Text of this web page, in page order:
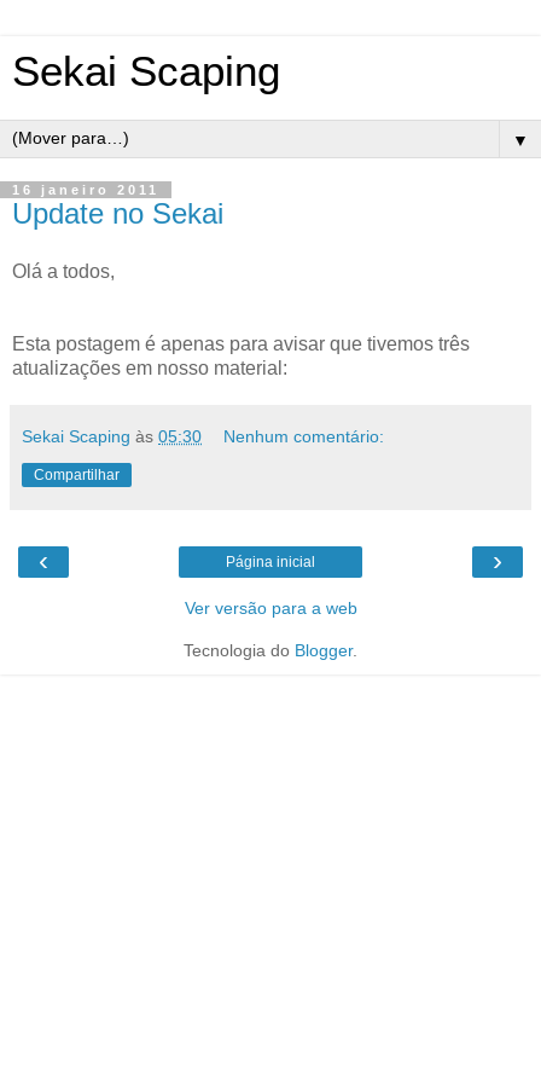
Sekai Scaping
▼
16 janeiro 2011
Update no Sekai
Olá a todos,
Esta postagem é apenas para avisar que tivemos três
atualizações em nosso material:
Sekai Scaping às 05:30 Nenhum comentário:
Compartilhar
‹ ›
Página inicial
Ver versão para a web
Tecnologia do Blogger.